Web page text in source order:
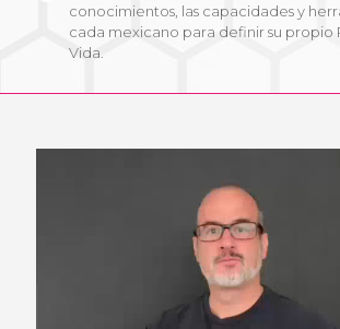
conocimientos, las capacidades y
cada mexicano para definir su propio
Vida.